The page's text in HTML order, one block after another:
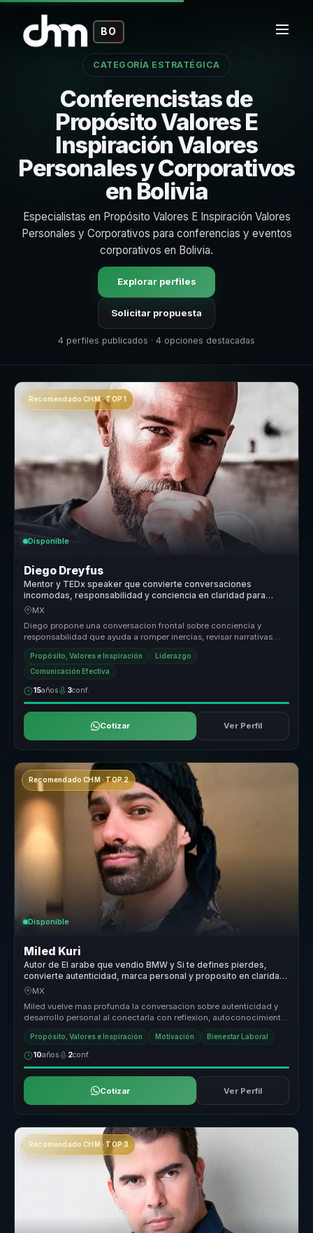
BO
CATEGORÍA ESTRATÉGICA
Conferencistas de
Propósito Valores E
Inspiración Valores
Personales y Corporativos
en Bolivia
Especialistas en Propósito Valores E Inspiración Valores
Personales y Corporativos para conferencias y eventos
corporativos en Bolivia.
Explorar perfiles
Solicitar propuesta
4 perfiles publicados · 4 opciones destacadas
Recomendado CHM · TOP 1
Disponible
Diego Dreyfus
Mentor y TEDx speaker que convierte conversaciones
incomodas, responsabilidad y conciencia en claridad para
lideres y equipos.
MX
Diego propone una conversacion frontal sobre conciencia y
responsabilidad que ayuda a romper inercias, revisar narrativas
personales y ab...
Propósito, Valores e Inspiración Liderazgo
Comunicación Efectiva
15años 3conf.
Cotizar Ver Perfil
Recomendado CHM · TOP 2
Disponible
Miled Kuri
Autor de El arabe que vendio BMW y Si te defines pierdes,
convierte autenticidad, marca personal y proposito en claridad
para equipos.
MX
Miled vuelve mas profunda la conversacion sobre autenticidad y
desarrollo personal al conectarla con reflexion, autoconocimiento
y vincul...
Propósito, Valores e Inspiración Motivación Bienestar Laboral
10años 2conf.
Cotizar Ver Perfil
Recomendado CHM · TOP 3